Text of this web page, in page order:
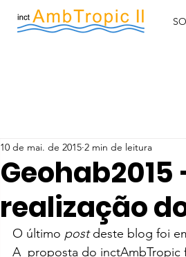
realização
10 de mai. de 2015 2 min de leitura
O último post deste blog foi
A  proposta do inctAmbTropic